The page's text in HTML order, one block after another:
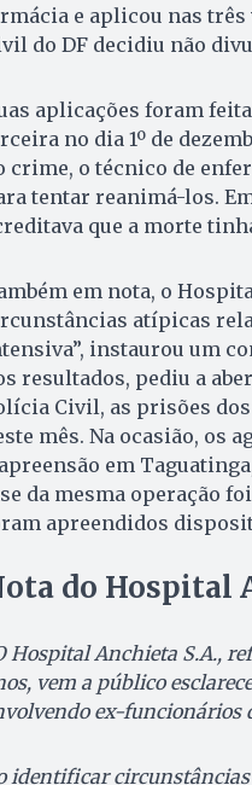
e aplicou nas
do DF decidiu não
aplicações foram
no dia 1º de
crime, o técnico de
tentar reanimá-los.
que a morte
em nota, o
atípicas
instaurou um
resultados, pediu a
Civil, as prisões
mês. Na ocasião, os
em
da mesma operação
apreendidos
do Hospital
Hospital Anchieta S.A.,
vem a público
ex-funcionários
identificar